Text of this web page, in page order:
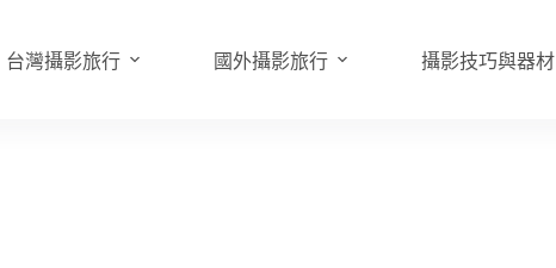
台灣攝影旅行 國外攝影旅行 攝影技巧與器材